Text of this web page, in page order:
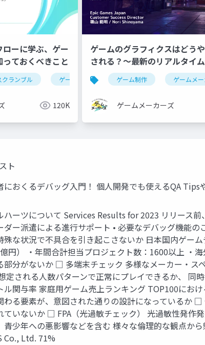
ーに学ぶ、ゲー
ておくべきこと
クランブル ゲーム制作 ワークフロー
120K
ゲームのグラフィクスはどう
される？～最新のリアルタイ
ング描画フローを見ていこう
ゲーム制作 ゲームメー
ゲームメーカーズ
ト
におくるデバッグ入門！ 個人開発でも使えるQA
ハーツについて Services Results for 2023 リリース
ダー派遣による進行サポート • 必要なデバッグ機能
殊な状況で不具合を引き起こさないか 日本国内ゲー
円） ・年間合計担当プロジェクト数：1600以上 ・
部分がないか □ 多端末チェック 多様なメーカー・
定される人数パターンで正常にプレイできるか、 同
ル関与率 家庭用ゲーム売上ランキング TOP100にお
わる要素が、意図された通りの設計になっているか
ていないか □ FPA（光過敏チェック） 光過敏性発作
青少年への悪影響などを含む 様々な倫理的な観点か
Co., Ltd. 71%